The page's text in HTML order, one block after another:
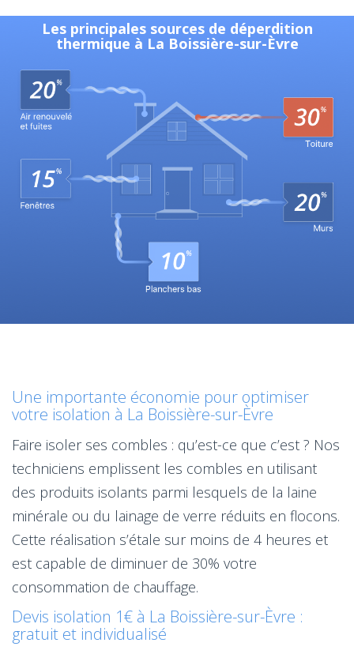
Les principales sources de déperdition
thermique à La Boissière-sur-Èvre
Une importante économie pour optimiser
votre isolation à La Boissière-sur-Èvre
Faire isoler ses combles : qu’est-ce que c’est ? Nos
techniciens emplissent les combles en utilisant
des produits isolants parmi lesquels de la laine
minérale ou du lainage de verre réduits en flocons.
Cette réalisation s’étale sur moins de 4 heures et
est capable de diminuer de 30% votre
consommation de chauffage.
Devis isolation 1€ à La Boissière-sur-Èvre :
gratuit et individualisé